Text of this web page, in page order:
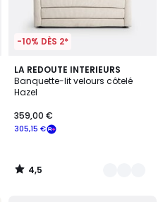
-10% DÈS 2*
LA REDOUTE INTERIEURS
Banquette-lit velours côtelé
Hazel
305,15 €
359,00 €
4,5
/ 5
2
Couleurs
4,5
/